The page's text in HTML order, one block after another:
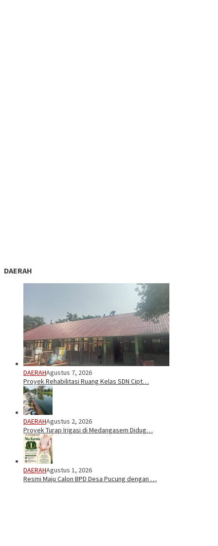
DAERAH
DAERAHAgustus 7, 2026
Proyek Rehabilitasi Ruang Kelas SDN Cipt…
DAERAHAgustus 2, 2026
Proyek Turap Irigasi di Medangasem Didug…
DAERAHAgustus 1, 2026
Resmi Maju Calon BPD Desa Pucung dengan …